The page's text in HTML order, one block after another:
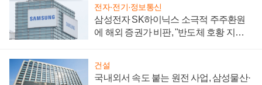
전자·전기·정보통신
삼성전자 SK하이닉스 소극적 주주환원
에 해외 증권가 비판, "반도체 호황 지속
건설
국내외서 속도 붙는 원전 사업, 삼성물산·